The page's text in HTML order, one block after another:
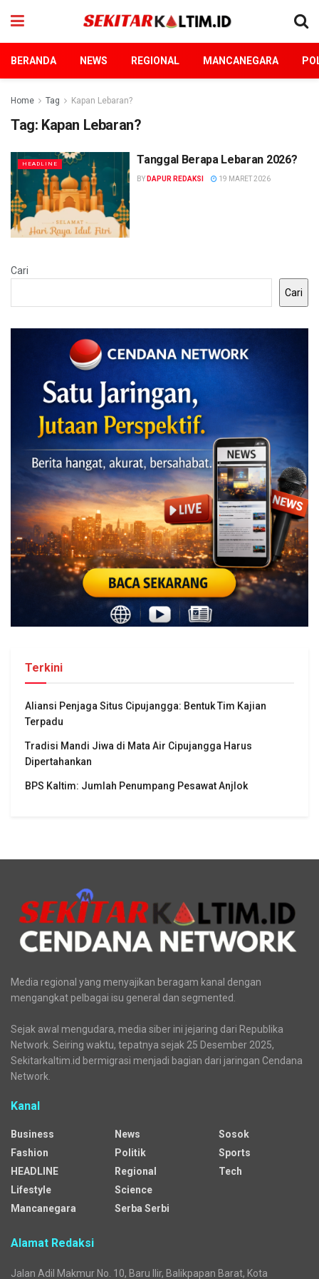
BERANDA NEWS REGIONAL MANCANEGARA
Home Tag Kapan Lebaran?
Tag: Kapan Lebaran?
HEADLINE Tanggal Berapa Lebaran 2026?
BY DAPUR REDAKSI 19 MARET 2026
Cari
Cari
Terkini
Aliansi Penjaga Situs Cipujangga: Bentuk Tim Kajian
Terpadu
Tradisi Mandi Jiwa di Mata Air Cipujangga Harus
Dipertahankan
BPS Kaltim: Jumlah Penumpang Pesawat Anjlok
Media regional yang menyajikan beragam kanal dengan
mengangkat pelbagai isu general dan segmented.
Sejak awal mengudara, media siber ini jejaring dari Republika
Network. Seiring waktu, tepatnya sejak 25 Desember 2025,
Sekitarkaltim.id bermigrasi menjadi bagian dari jaringan Cendana
Network.
Kanal
Business
Fashion
HEADLINE
Lifestyle
Mancanegara
News
Politik
Regional
Science
Serba Serbi
Sosok
Sports
Tech
Alamat Redaksi
Jalan Adil Makmur No. 10, Baru Ilir, Balikpapan Barat, Kota